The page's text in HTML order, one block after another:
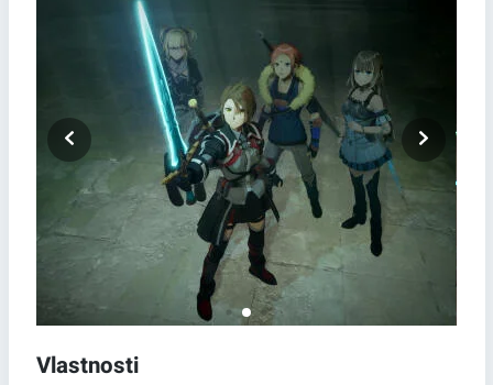
Vlastnosti